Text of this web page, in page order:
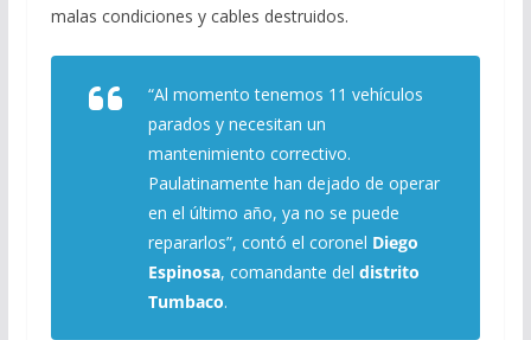
malas condiciones y cables destruidos.
“Al momento tenemos 11 vehículos
parados y necesitan un
mantenimiento correctivo.
Paulatinamente han dejado de operar
en el último año, ya no se puede
repararlos”, contó el coronel Diego
Espinosa, comandante del distrito
Tumbaco.